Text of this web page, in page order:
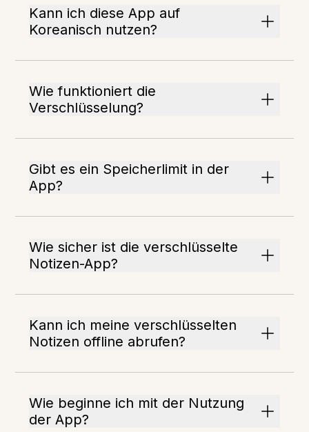
Kann ich diese App auf
Koreanisch nutzen?
Wie funktioniert die
Verschlüsselung?
Gibt es ein Speicherlimit in der
App?
Wie sicher ist die verschlüsselte
Notizen-App?
Kann ich meine verschlüsselten
Notizen offline abrufen?
Wie beginne ich mit der Nutzung
der App?